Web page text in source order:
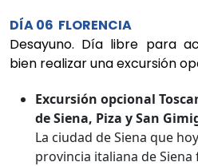
DÍA 06 FLORENCIA
Desayuno. Día libre para
bien realizar una excursión
Excursión opcional
de Siena, Piza y San
La ciudad de Siena que
provincia italiana de